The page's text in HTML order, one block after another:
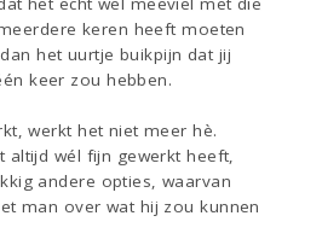
keren heeft moeten
het uurtje buikpijn dat jij
keer zou hebben.
werkt het niet meer hè.
altijd wél fijn gewerkt heeft,
andere opties, waarvan
man over wat hij zou kunnen